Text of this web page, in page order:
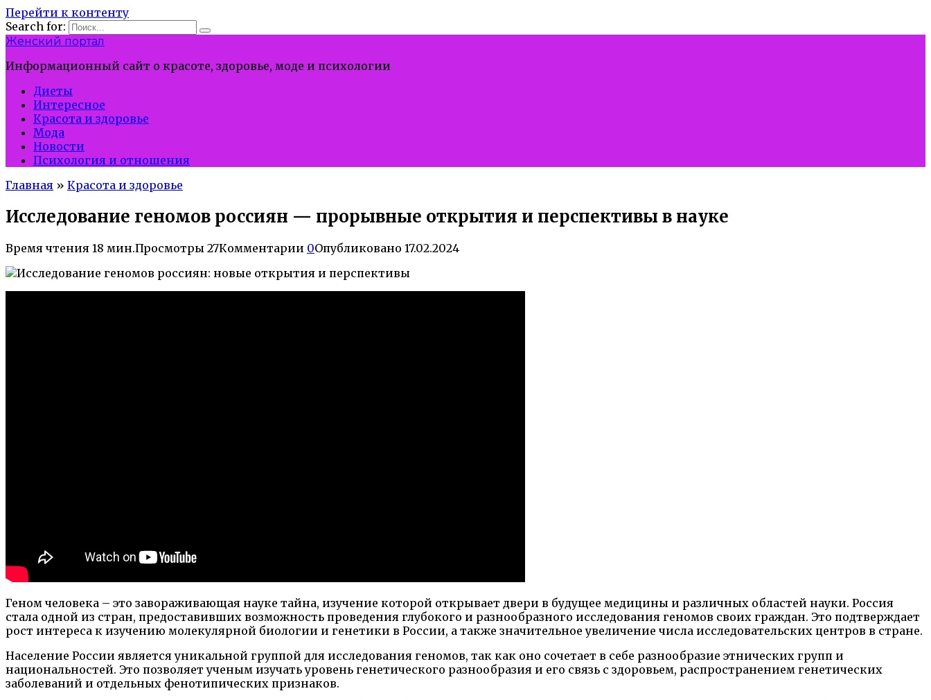
Перейти к контенту
Search for:
Женский портал
Информационный сайт о красоте, здоровье, моде и психологии
Диеты
Интересное
Красота и здоровье
Мода
Новости
Психология и отношения
Главная » Красота и здоровье
Исследование геномов россиян — прорывные открытия и перспективы в науке
Время чтения 18 мин.Просмотры 27Комментарии 0Опубликовано 17.02.2024
Геном человека – это завораживающая науке тайна, изучение которой открывает двери в будущее медицины и различных областей науки. Россия
стала одной из стран, предоставивших возможность проведения глубокого и разнообразного исследования геномов своих граждан. Это подтверждает
рост интереса к изучению молекулярной биологии и генетики в России, а также значительное увеличение числа исследовательских центров в стране.
Население России является уникальной группой для исследования геномов, так как оно сочетает в себе разнообразие этнических групп и
национальностей. Это позволяет ученым изучать уровень генетического разнообразия и его связь с здоровьем, распространением генетических
заболеваний и отдельных фенотипических признаков.